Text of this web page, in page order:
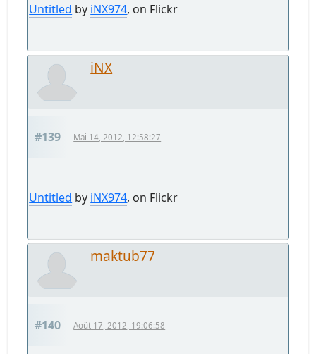
Untitled by iNX974, on Flickr
iNX
#139 Mai 14, 2012, 12:58:27
Untitled by iNX974, on Flickr
maktub77
#140 Août 17, 2012, 19:06:58